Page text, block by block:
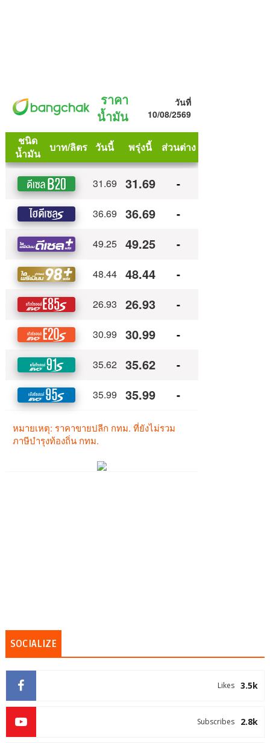
SOCIALIZE
3.5k
Likes
2.8k
Subscribes